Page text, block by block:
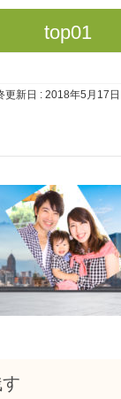
top01
更新日 : 2018年5月17日